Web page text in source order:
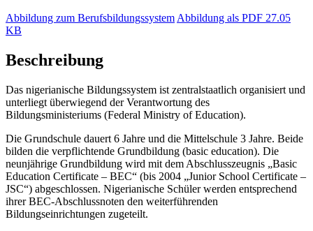
Abbildung zum Berufsbildungssystem Abbildung als PDF 27.05
KB
Beschreibung
Das nigerianische Bildungssystem ist zentralstaatlich organisiert und
unterliegt überwiegend der Verantwortung des
Bildungsministeriums (Federal Ministry of Education).
Die Grundschule dauert 6 Jahre und die Mittelschule 3 Jahre. Beide
bilden die verpflichtende Grundbildung (basic education). Die
neunjährige Grundbildung wird mit dem Abschlusszeugnis „Basic
Education Certificate – BEC“ (bis 2004 „Junior School Certificate –
JSC“) abgeschlossen. Nigerianische Schüler werden entsprechend
ihrer BEC-Abschlussnoten den weiterführenden
Bildungseinrichtungen zugeteilt.